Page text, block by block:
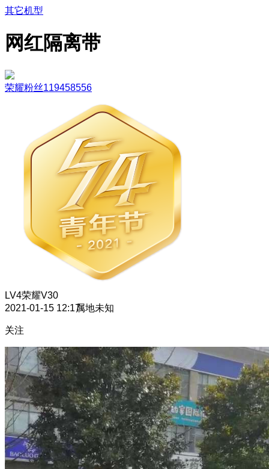
其它机型
网红隔离带
荣耀粉丝119458556
LV4荣耀V30
2021-01-15 12:17属地未知
关注